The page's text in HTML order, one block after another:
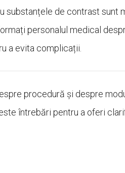
substanțele de contrast sunt
personalul medical
a evita complicații.
procedură și despre
întrebări pentru a oferi